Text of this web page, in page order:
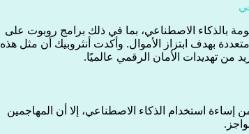
بالذكاء الاصطناعي، بما في ذلك برامج روبوت على
بهدف ابتزاز الأموال. وأكدت أنثروبيك أن مثل هذه
من تهديدات الأمان الرقمي عالميًا.
إساءة استخدام الذكاء الاصطناعي، إلا أن المهاجمين